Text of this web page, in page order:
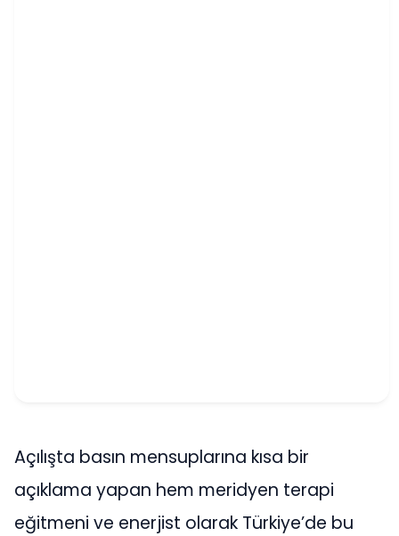
Açılışta basın mensuplarına kısa bir
açıklama yapan hem meridyen terapi
eğitmeni ve enerjist olarak Türkiye’de bu